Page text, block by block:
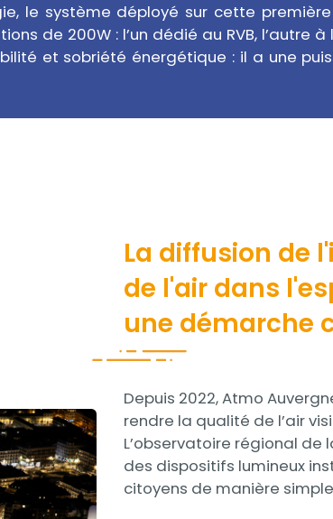
le système déployé sur cette
de 200W : l’un dédié au RVB, l’autre à
et sobriété énergétique : il a une
La diffusion de
de l'air dans
une démarche
Contenu
Depuis 2022, Atmo
rendre la qualité de l’air
L’observatoire régional de
des dispositifs lumineux
citoyens de manière